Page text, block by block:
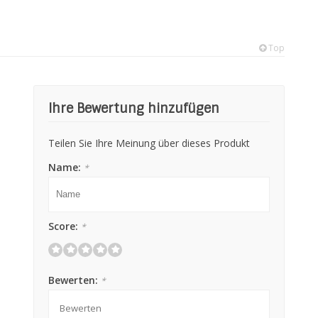
Top
Ihre Bewertung hinzufügen
Teilen Sie Ihre Meinung über dieses Produkt
Name: *
Score: *
Bewerten: *